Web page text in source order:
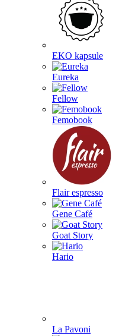
EKO kapsule
Eureka
Fellow
Femobook
Flair espresso
Gene Café
Goat Story
Hario
La Pavoni